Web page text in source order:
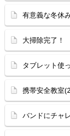
有意義な冬休
大掃除完了！
タブレット使
携帯安全教室
バンドにチャ